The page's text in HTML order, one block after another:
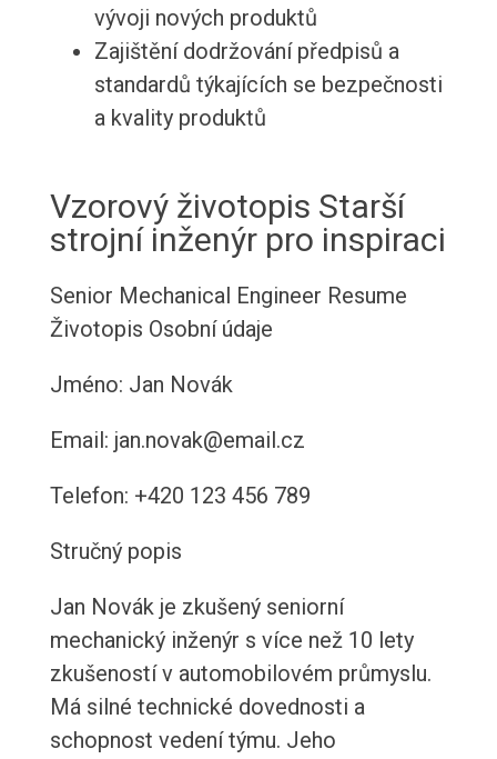
vývoji nových produktů
Zajištění dodržování předpisů a
standardů týkajících se bezpečnosti
a kvality produktů
Vzorový životopis Starší
strojní inženýr pro inspiraci
Senior Mechanical Engineer Resume
Životopis Osobní údaje
Jméno: Jan Novák
Email: jan.novak@email.cz
Telefon: +420 123 456 789
Stručný popis
Jan Novák je zkušený seniorní
mechanický inženýr s více než 10 lety
zkušeností v automobilovém průmyslu.
Má silné technické dovednosti a
schopnost vedení týmu. Jeho